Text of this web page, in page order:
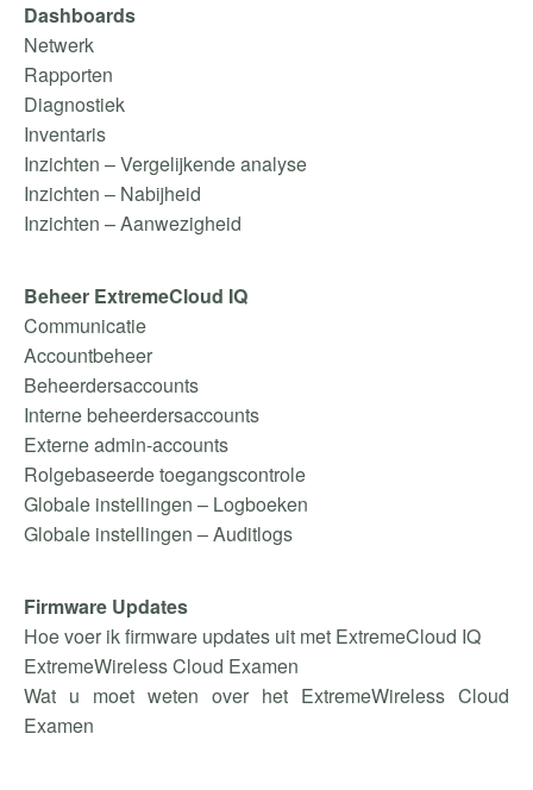
Dashboards
Netwerk
Rapporten
Diagnostiek
Inventaris
Inzichten – Vergelijkende analyse
Inzichten – Nabijheid
Inzichten – Aanwezigheid
Beheer ExtremeCloud IQ
Communicatie
Accountbeheer
Beheerdersaccounts
Interne beheerdersaccounts
Externe admin-accounts
Rolgebaseerde toegangscontrole
Globale instellingen – Logboeken
Globale instellingen – Auditlogs
Firmware Updates
Hoe voer ik firmware updates uit met ExtremeCloud IQ
ExtremeWireless Cloud Examen
Wat u moet weten over het ExtremeWireless Cloud
Examen